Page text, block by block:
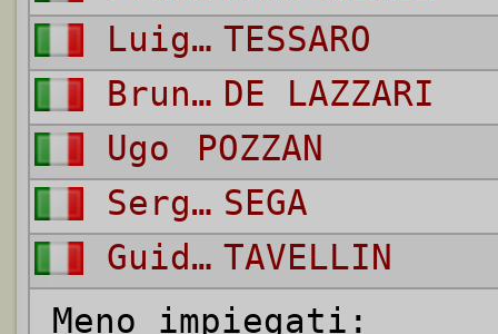
Luigino TESSARO
Bruno DE LAZZARI
Ugo
POZZAN
Sergio SEGA
Guido TAVELLIN
Meno impiegati: